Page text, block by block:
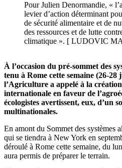
Pour Julien Denormandie, «
levier d’action déterminant
de sécurité alimentaire et de
des ressources et de lutte
climatique ». [ LUDOVIC
À l’occasion du pré-sommet des
tenu à Rome cette semaine (26-
l’Agriculture a appelé à la
internationale en faveur de
écologistes avertissent, eux, d’un
multinationales.
En amont du Sommet des systèmes
qui se tiendra à New York en
déroulé à Rome cette semaine, du
aura permis de préparer le terrain.